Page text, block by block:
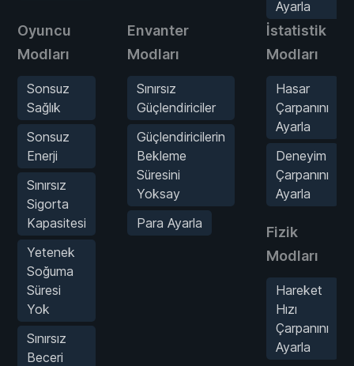
Ayarla
Oyuncu
Modları
Sonsuz
Sağlık
Sonsuz
Enerji
Sınırsız
Sigorta
Kapasitesi
Yetenek
Soğuma
Süresi
Yok
Sınırsız
Beceri
Envanter
Modları
Sınırsız
Güçlendiriciler
Güçlendiricilerin
Bekleme
Süresini
Yoksay
Para Ayarla
İstatistik
Modları
Hasar
Çarpanını
Ayarla
Deneyim
Çarpanını
Ayarla
Fizik
Modları
Hareket
Hızı
Çarpanını
Ayarla